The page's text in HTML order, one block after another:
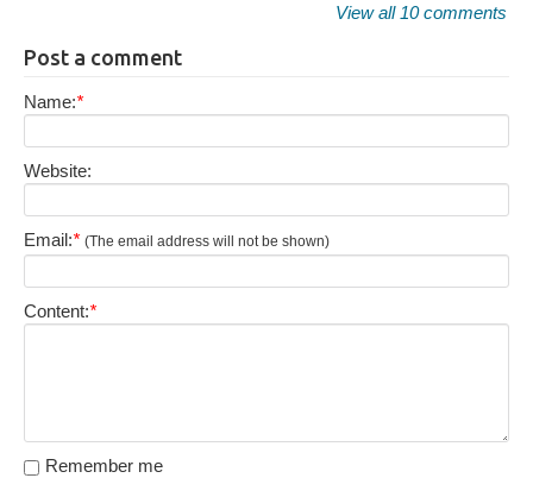
View all 10 comments
Post a comment
Name:*
Website:
Email:* (The email address will not be shown)
Content:*
Remember me